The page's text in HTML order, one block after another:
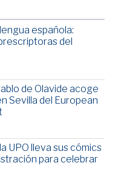
española:
del
de Olavide acoge
Sevilla del European
UPO lleva sus cómics
para celebrar